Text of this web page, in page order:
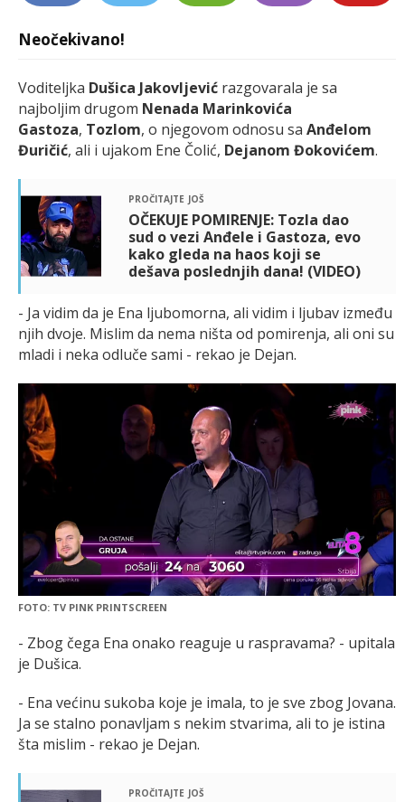
Neočekivano!
Voditeljka Dušica Jakovljević razgovarala je sa
najboljim drugom Nenada Marinkovića
Gastoza, Tozlom, o njegovom odnosu sa Anđelom
Đuričić, ali i ujakom Ene Čolić, Dejanom Đokovićem.
pročitajte još
OČEKUJE POMIRENJE: Tozla dao
sud o vezi Anđele i Gastoza, evo
kako gleda na haos koji se
dešava poslednjih dana! (VIDEO)
- Ja vidim da je Ena ljubomorna, ali vidim i ljubav između
njih dvoje. Mislim da nema ništa od pomirenja, ali oni su
mladi i neka odluče sami - rekao je Dejan.
FOTO: TV PINK PRINTSCREEN
- Zbog čega Ena onako reaguje u raspravama? - upitala
je Dušica.
- Ena većinu sukoba koje je imala, to je sve zbog Jovana.
Ja se stalno ponavljam s nekim stvarima, ali to je istina
šta mislim - rekao je Dejan.
pročitajte još